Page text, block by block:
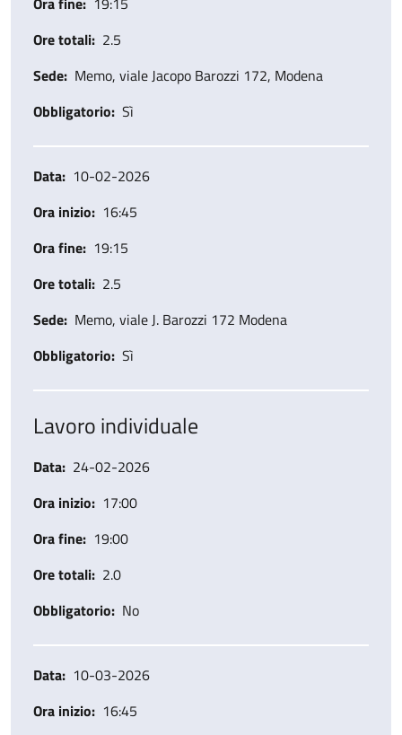
Ore totali 2.5
Sede Memo, viale Jacopo Barozzi 172, Modena
Obbligatorio Sì
Data 10-02-2026
Ora inizio
16:45
Ora fine 19:15
Ore totali 2.5
Sede Memo, viale J. Barozzi 172 Modena
Obbligatorio Sì
Lavoro individuale
Data 24-02-2026
Ora inizio
17:00
Ora fine 19:00
Ore totali 2.0
Obbligatorio No
Data 10-03-2026
Ora inizio
16:45